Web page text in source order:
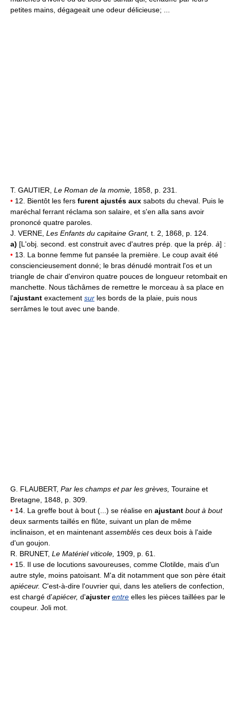
petites mains, dégageait une odeur délicieuse; ...
T. GAUTIER, Le Roman de la momie, 1858, p. 231.
• 12. Bientôt les fers furent ajustés aux sabots du cheval. Puis le
maréchal ferrant réclama son salaire, et s'en alla sans avoir
prononcé quatre paroles.
J. VERNE, Les Enfants du capitaine Grant, t. 2, 1868, p. 124.
a) [L'obj. second. est construit avec d'autres prép. que la prép. à] :
• 13. La bonne femme fut pansée la première. Le coup avait été
consciencieusement donné; le bras dénudé montrait l'os et un
triangle de chair d'environ quatre pouces de longueur retombait en
manchette. Nous tâchâmes de remettre le morceau à sa place en
l'ajustant exactement sur les bords de la plaie, puis nous
serrâmes le tout avec une bande.
G. FLAUBERT, Par les champs et par les grèves, Touraine et
Bretagne, 1848, p. 309.
• 14. La greffe bout à bout (...) se réalise en ajustant bout à bout
deux sarments taillés en flûte, suivant un plan de même
inclinaison, et en maintenant assemblés ces deux bois à l'aide
d'un goujon.
R. BRUNET, Le Matériel viticole, 1909, p. 61.
• 15. Il use de locutions savoureuses, comme Clotilde, mais d'un
autre style, moins patoisant. M'a dit notamment que son père était
apiéceur. C'est-à-dire l'ouvrier qui, dans les ateliers de confection,
est chargé d'apiécer, d'ajusterentre elles les pièces taillées par le
coupeur. Joli mot.